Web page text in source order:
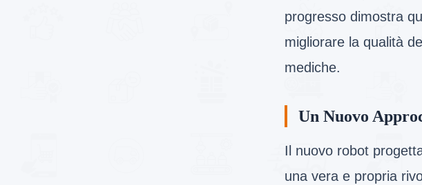
progresso dimostra
migliorare la qualità
mediche.
Un Nuovo
Il nuovo robot
una vera e propria